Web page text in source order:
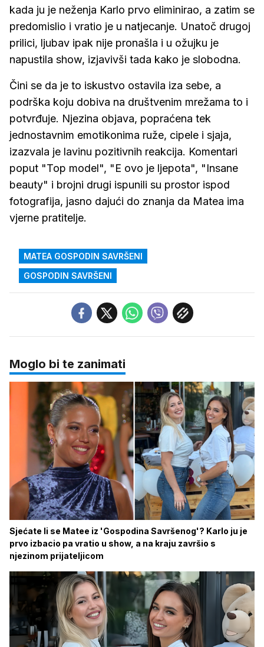
kada ju je neženja Karlo prvo eliminirao, a zatim se
predomislio i vratio je u natjecanje. Unatoč drugoj
prilici, ljubav ipak nije pronašla i u ožujku je
napustila show, izjavivši tada kako je slobodna.
Čini se da je to iskustvo ostavila iza sebe, a
podrška koju dobiva na društvenim mrežama to i
potvrđuje. Njezina objava, popraćena tek
jednostavnim emotikonima ruže, cipele i sjaja,
izazvala je lavinu pozitivnih reakcija. Komentari
poput "Top model", "E ovo je ljepota", "Insane
beauty" i brojni drugi ispunili su prostor ispod
fotografija, jasno dajući do znanja da Matea ima
vjerne pratitelje.
MATEA GOSPODIN SAVRŠENI
GOSPODIN SAVRŠENI
Moglo bi te zanimati
Sjećate li se Matee iz 'Gospodina Savršenog'? Karlo ju je
prvo izbacio pa vratio u show, a na kraju završio s
njezinom prijateljicom